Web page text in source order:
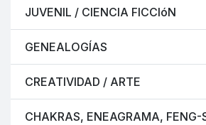
JUVENIL / CIENCIA FICCIóN
GENEALOGÍAS
CREATIVIDAD / ARTE
CHAKRAS, ENEAGRAMA, FENG-